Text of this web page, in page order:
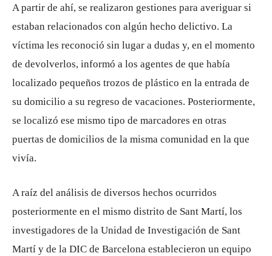
A partir de ahí, se realizaron gestiones para averiguar si
estaban relacionados con algún hecho delictivo. La
víctima les reconoció sin lugar a dudas y, en el momento
de devolverlos, informó a los agentes de que había
localizado pequeños trozos de plástico en la entrada de
su domicilio a su regreso de vacaciones. Posteriormente,
se localizó ese mismo tipo de marcadores en otras
puertas de domicilios de la misma comunidad en la que
vivía.
A raíz del análisis de diversos hechos ocurridos
posteriormente en el mismo distrito de Sant Martí, los
investigadores de la Unidad de Investigación de Sant
Martí y de la DIC de Barcelona establecieron un equipo